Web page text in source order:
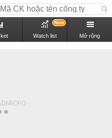
Watch list
New
Mở rộng